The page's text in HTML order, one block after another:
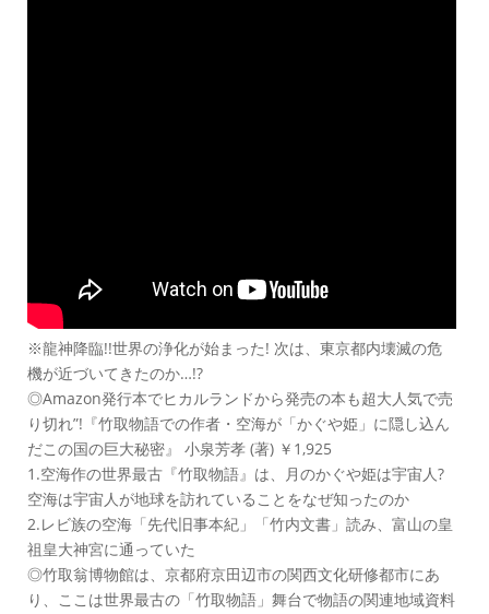
※龍神降臨!!世界の浄化が始まった! 次は、東京都内壊滅の危
機が近づいてきたのか…!?
◎Amazon発行本でヒカルランドから発売の本も超大人気で売
り切れ”!『竹取物語での作者・空海が「かぐや姫」に隠し込ん
だこの国の巨大秘密』 小泉芳孝 (著) ￥1,925
1.空海作の世界最古『竹取物語』は、月のかぐや姫は宇宙人?
空海は宇宙人が地球を訪れていることをなぜ知ったのか
2.レビ族の空海「先代旧事本紀」「竹内文書」読み、富山の皇
祖皇大神宮に通っていた
◎竹取翁博物館は、京都府京田辺市の関西文化研修都市にあ
り、ここは世界最古の「竹取物語」舞台で物語の関連地域資料